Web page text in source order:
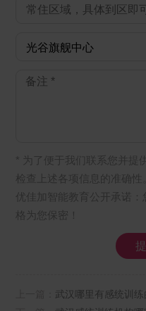
* 为了便于我们联系您并提
检查上述各项信息的准确性
优佳加智能教育公开承诺：
格为您保密！
武汉哪里有感统训练